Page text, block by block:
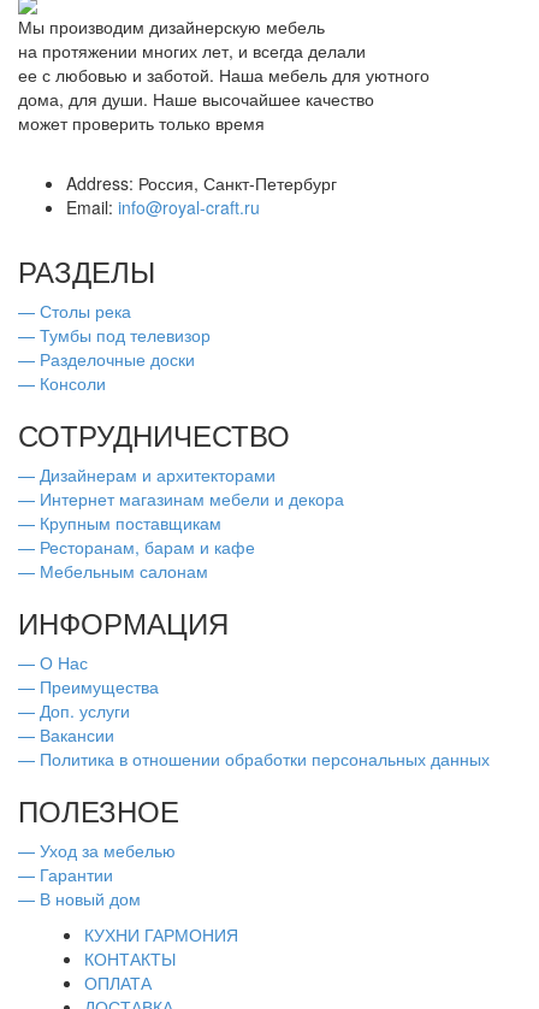
Мы производим дизайнерскую мебель
на протяжении многих лет, и всегда делали
ее с любовью и заботой. Наша мебель для уютного
дома, для души. Наше высочайшее качество
может проверить только время
Address: Россия, Санкт-Петербург
Email: info@royal-craft.ru
РАЗДЕЛЫ
— Столы река
— Тумбы под телевизор
— Разделочные доски
— Консоли
СОТРУДНИЧЕСТВО
— Дизайнерам и архитекторами
— Интернет магазинам мебели и декора
— Крупным поставщикам
— Ресторанам, барам и кафе
— Мебельным салонам
ИНФОРМАЦИЯ
— О Нас
— Преимущества
— Доп. услуги
— Вакансии
— Политика в отношении обработки персональных данных
ПОЛЕЗНОЕ
— Уход за мебелью
— Гарантии
— В новый дом
КУХНИ ГАРМОНИЯ
КОНТАКТЫ
ОПЛАТА